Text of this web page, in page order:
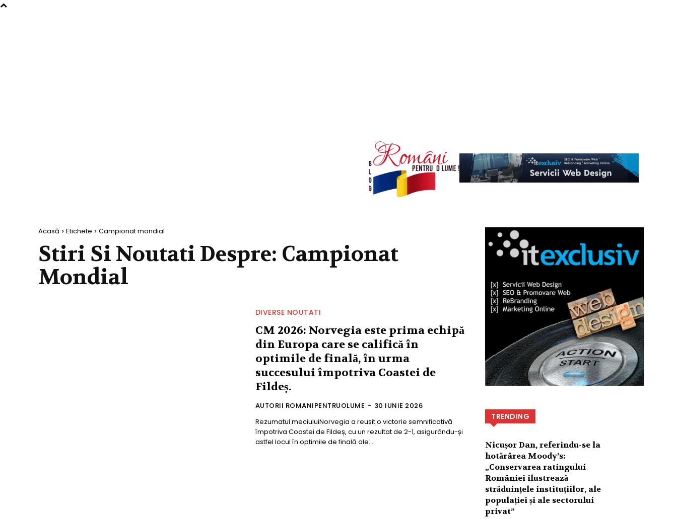
Acasă Etichete Campionat mondial
Stiri Si Noutati Despre: Campionat
Mondial
DIVERSE NOUTATI
CM 2026: Norvegia este prima echipă
din Europa care se califică în
optimile de finală, în urma
succesului împotriva Coastei de
Fildeș.
AUTORII ROMANIPENTRUOLUME - 30 IUNIE 2026
Rezumatul meciuluiNorvegia a reușit o victorie semnificativă
împotriva Coastei de Fildeș, cu un rezultat de 2-1, asigurându-și
astfel locul în optimile de finală ale...
TRENDING
Nicușor Dan, referindu-se la
hotărârea Moody’s:
„Conservarea ratingului
României ilustrează
străduințele instituțiilor, ale
populației și ale sectorului
privat”